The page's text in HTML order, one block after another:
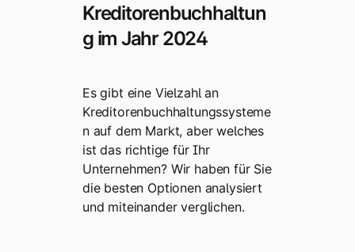
Kreditorenbuchhaltun
g im Jahr 2024
Es gibt eine Vielzahl an
Kreditorenbuchhaltungssysteme
n auf dem Markt, aber welches
ist das richtige für Ihr
Unternehmen? Wir haben für Sie
die besten Optionen analysiert
und miteinander verglichen.